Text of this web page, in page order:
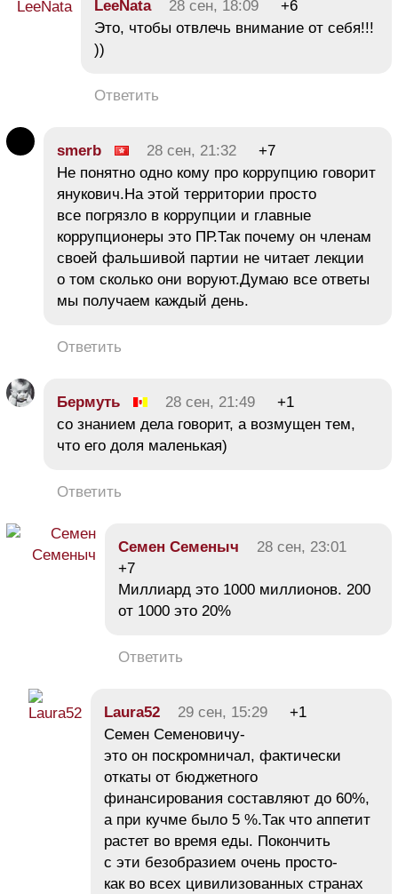
LeeNata 28 сен, 18:09
+6
Это, чтобы отвлечь внимание от себя!!!
))
Ответить
smerb 28 сен, 21:32
+7
Не понятно одно кому про коррупцию говорит
янукович.На этой территории просто
все погрязло в коррупции и главные
коррупционеры это ПР.Так почему он членам
своей фальшивой партии не читает лекции
о том сколько они воруют.Думаю все ответы
мы получаем каждый день.
Ответить
Бермуть 28 сен, 21:49
+1
со знанием дела говорит, а возмущен тем,
что его доля маленькая)
Ответить
Семен Семеныч
28 сен, 23:01
+7
Миллиард это 1000 миллионов. 200
oт 1000 это 20%
Ответить
Laura52 29 сен, 15:29
+1
Семен Семеновичу-
это он поскромничал, фактически
откаты от бюджетного
финансирования составляют до 60%,
а при кучме было 5 %.Так что аппетит
растет во время еды. Покончить
с эти безобразием очень просто-
как во всех цивилизованных странах